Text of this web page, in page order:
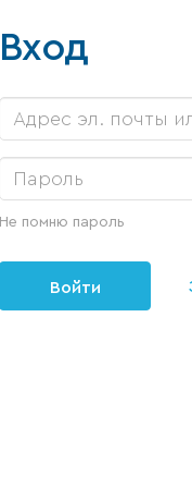
Вход
Не помню пароль